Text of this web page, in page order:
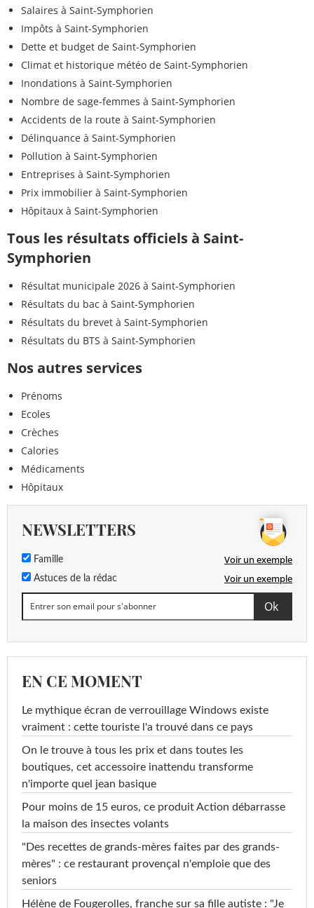
Salaires à Saint-Symphorien
Impôts à Saint-Symphorien
Dette et budget de Saint-Symphorien
Climat et historique météo de Saint-Symphorien
Inondations à Saint-Symphorien
Nombre de sage-femmes à Saint-Symphorien
Accidents de la route à Saint-Symphorien
Délinquance à Saint-Symphorien
Pollution à Saint-Symphorien
Entreprises à Saint-Symphorien
Prix immobilier à Saint-Symphorien
Hôpitaux à Saint-Symphorien
Tous les résultats officiels à Saint-
Symphorien
Résultat municipale 2026 à Saint-Symphorien
Résultats du bac à Saint-Symphorien
Résultats du brevet à Saint-Symphorien
Résultats du BTS à Saint-Symphorien
Nos autres services
Prénoms
Ecoles
Crèches
Calories
Médicaments
Hôpitaux
NEWSLETTERS
Famille Voir un exemple
Astuces de la rédac Voir un exemple
EN CE MOMENT
Le mythique écran de verrouillage Windows existe
vraiment : cette touriste l'a trouvé dans ce pays
On le trouve à tous les prix et dans toutes les
boutiques, cet accessoire inattendu transforme
n'importe quel jean basique
Pour moins de 15 euros, ce produit Action débarrasse
la maison des insectes volants
"Des recettes de grands-mères faites par des grands-
mères" : ce restaurant provençal n'emploie que des
seniors
Hélène de Fougerolles, franche sur sa fille autiste : "Je